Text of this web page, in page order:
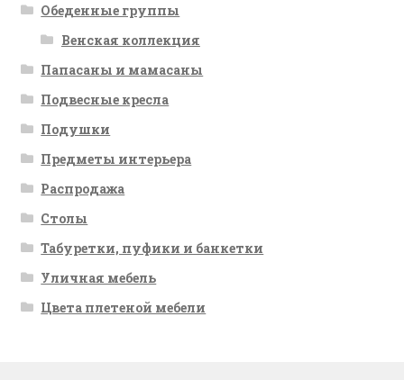
Обеденные группы
Венская коллекция
Папасаны и мамасаны
Подвесные кресла
Подушки
Предметы интерьера
Распродажа
Столы
Табуретки, пуфики и банкетки
Уличная мебель
Цвета плетеной мебели